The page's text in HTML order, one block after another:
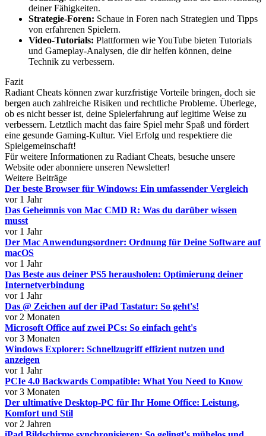
deiner Fähigkeiten.
Strategie-Foren: Schaue in Foren nach Strategien und Tipps
von erfahrenen Spielern.
Video-Tutorials: Plattformen wie YouTube bieten Tutorials
und Gameplay-Analysen, die dir helfen können, deine
Technik zu verbessern.
Fazit
Radiant Cheats können zwar kurzfristige Vorteile bringen, doch sie
bergen auch zahlreiche Risiken und rechtliche Probleme. Überlege,
ob es nicht besser ist, deine Spielerfahrung auf legitime Weise zu
verbessern. Letztlich macht das faire Spiel mehr Spaß und fördert
eine gesunde Gaming-Kultur. Viel Erfolg und respektiere die
Spielgemeinschaft!
Für weitere Informationen zu Radiant Cheats, besuche unsere
Website oder abonniere unseren Newsletter!
Weitere Beiträge
Der beste Browser für Windows: Ein umfassender Vergleich
vor 1 Jahr
Das Geheimnis von Mac CMD R: Was du darüber wissen
musst
vor 1 Jahr
Der Mac Anwendungsordner: Ordnung für Deine Software auf
macOS
vor 1 Jahr
Das Beste aus deiner PS5 herausholen: Optimierung deiner
Internetverbindung
vor 1 Jahr
Das @ Zeichen auf der iPad Tastatur: So geht's!
vor 2 Monaten
Microsoft Office auf zwei PCs: So einfach geht's
vor 3 Monaten
Windows Explorer: Schnellzugriff effizient nutzen und
anzeigen
vor 1 Jahr
PCIe 4.0 Backwards Compatible: What You Need to Know
vor 3 Monaten
Der ultimative Desktop-PC für Ihr Home Office: Leistung,
Komfort und Stil
vor 2 Jahren